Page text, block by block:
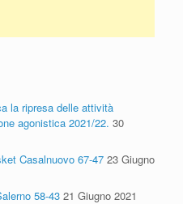
la ripresa delle attività
agonistica 2021/22. 30
Casalnuovo 67-47 23 Giugno
58-43 21 Giugno 2021